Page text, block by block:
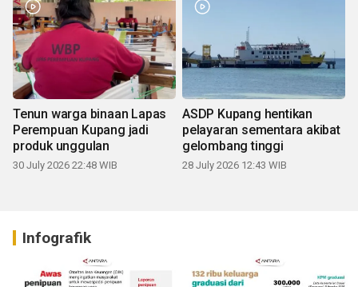
Tenun warga binaan Lapas
Perempuan Kupang jadi
produk unggulan
30 July 2026 22:48 WIB
ASDP Kupang hentikan
pelayaran sementara akibat
gelombang tinggi
28 July 2026 12:43 WIB
Infografik